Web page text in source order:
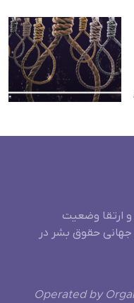
ارتقا وضعیت
حقوق بشر در
Operated by